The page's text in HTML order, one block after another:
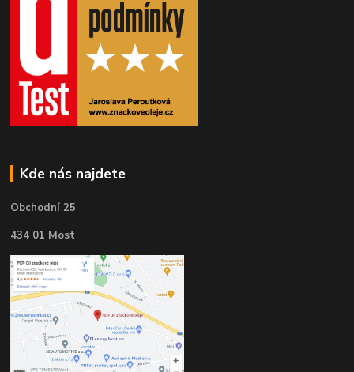
Kde nás najdete
Obchodní 25
434 01 Most